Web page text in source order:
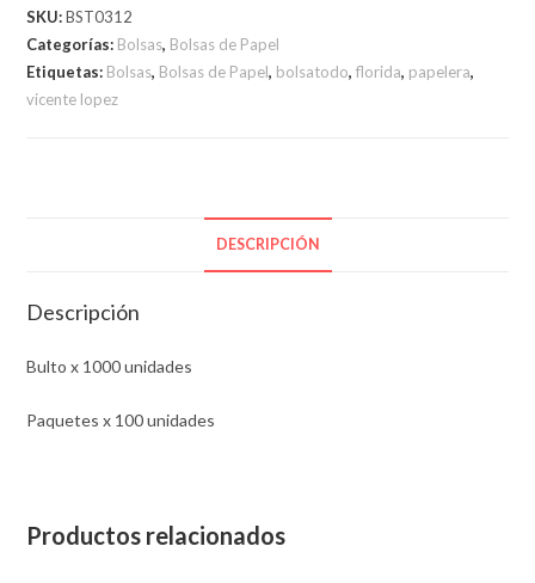
cantidad
SKU:BST0312
Categorías: Bolsas, Bolsas de Papel
Etiquetas: Bolsas, Bolsas de Papel, bolsatodo,florida, papelera,
vicente lopez
DESCRIPCIÓN
Descripción
Bulto x 1000 unidades
Paquetes x 100 unidades
Productos relacionados